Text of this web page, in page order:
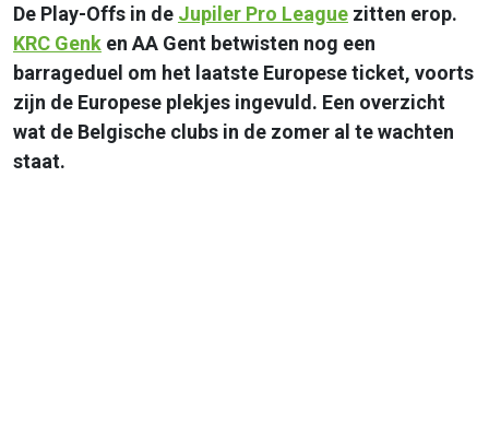
De Play-Offs in de Jupiler Pro League zitten erop.
KRC Genk en AA Gent betwisten nog een
barrageduel om het laatste Europese ticket, voorts
zijn de Europese plekjes ingevuld. Een overzicht
wat de Belgische clubs in de zomer al te wachten
staat.